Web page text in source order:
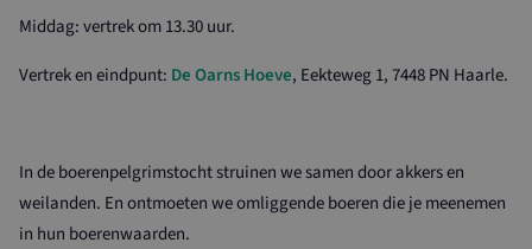
Middag: vertrek om 13.30 uur.
Vertrek en eindpunt: De Oarns Hoeve, Eekteweg 1, 7448 PN Haarle.
In de boerenpelgrimstocht struinen we samen door akkers en
weilanden. En ontmoeten we omliggende boeren die je meenemen
in hun boerenwaarden.